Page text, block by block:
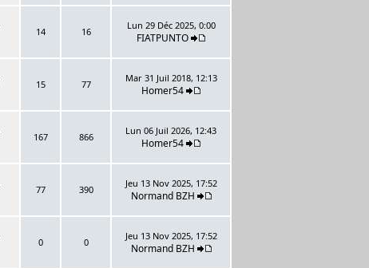
14 16
Lun 29 Déc 2025, 0:00
FIATPUNTO
15 77
Mar 31 Juil 2018, 12:13
Homer54
167 866
Lun 06 Juil 2026, 12:43
Homer54
77 390
Jeu 13 Nov 2025, 17:52
Normand BZH
0 0
Jeu 13 Nov 2025, 17:52
Normand BZH